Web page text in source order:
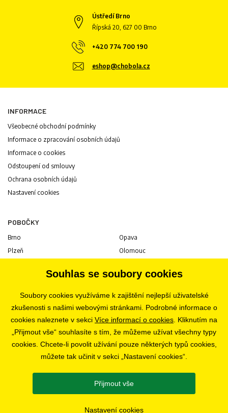
Ústředí Brno
Řípská 20, 627 00 Brno
+420 774 700 190
eshop@chobola.cz
INFORMACE
Všeobecné obchodní podmínky
Informace o zpracování osobních údajů
Informace o cookies
Odstoupení od smlouvy
Ochrana osobních údajů
Nastavení cookies
POBOČKY
Brno
Plzeň
Ostrava
Opava
Olomouc
Pardubice
Liberec
Bratislava
KARIÉRA
SLEDUJTE NÁS
Souhlas se soubory cookies
Soubory cookies využíváme k zajištění nejlepší uživatelské
zkušenosti s našimi webovými stránkami. Podrobné informace o
cookies naleznete v sekci Více informací o cookies . Kliknutím na
„Přijmout vše“ souhlasíte s tím, že můžeme užívat všechny typy
cookies. Chcete-li povolit užívání pouze některých typů cookies,
můžete tak učinit v sekci „Nastavení cookies“.
Přijmout vše
Nastavení cookies